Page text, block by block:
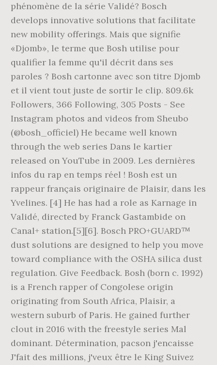
phénomène de la série Validé? Bosch
develops innovative solutions that facilitate
new mobility offerings. Mais que signifie
«Djomb», le terme que Bosh utilise pour
qualifier la femme qu'il décrit dans ses
paroles ? Bosh cartonne avec son titre Djomb
et il vient tout juste de sortir le clip. 809.6k
Followers, 366 Following, 305 Posts - See
Instagram photos and videos from Sheubo
(@bosh_officiel) He became well known
through the web series Dans le kartier
released on YouTube in 2009. Les dernières
infos du rap en temps réel ! Bosh est un
rappeur français originaire de Plaisir, dans les
Yvelines. [4] He has had a role as Karnage in
Validé, directed by Franck Gastambide on
Canal+ station.[5][6]. Bosch PRO+GUARD™
dust solutions are designed to help you move
toward compliance with the OSHA silica dust
regulation. Give Feedback. Bosh (born c. 1992)
is a French rapper of Congolese origin
originating from South Africa, Plaisir, a
western suburb of Paris. He gained further
clout in 2016 with the freestyle series Mal
dominant. Détermination, pacson j'encaisse
J'fait des millions, j'veux être le King Suivez